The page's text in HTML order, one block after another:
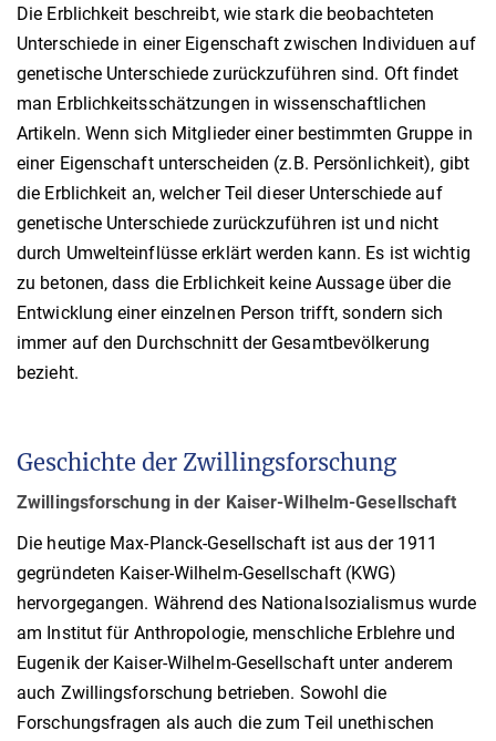
Die Erblichkeit beschreibt, wie stark die beobachteten
Unterschiede in einer Eigenschaft zwischen Individuen auf
genetische Unterschiede zurückzuführen sind. Oft findet
man Erblichkeitsschätzungen in wissenschaftlichen
Artikeln. Wenn sich Mitglieder einer bestimmten Gruppe in
einer Eigenschaft unterscheiden (z.B. Persönlichkeit), gibt
die Erblichkeit an, welcher Teil dieser Unterschiede auf
genetische Unterschiede zurückzuführen ist und nicht
durch Umwelteinflüsse erklärt werden kann. Es ist wichtig
zu betonen, dass die Erblichkeit keine Aussage über die
Entwicklung einer einzelnen Person trifft, sondern sich
immer auf den Durchschnitt der Gesamtbevölkerung
bezieht.
Geschichte der Zwillingsforschung
Zwillingsforschung in der Kaiser-Wilhelm-Gesellschaft
Die heutige Max-Planck-Gesellschaft ist aus der 1911
gegründeten Kaiser-Wilhelm-Gesellschaft (KWG)
hervorgegangen. Während des Nationalsozialismus wurde
am Institut für Anthropologie, menschliche Erblehre und
Eugenik der Kaiser-Wilhelm-Gesellschaft unter anderem
auch Zwillingsforschung betrieben. Sowohl die
Forschungsfragen als auch die zum Teil unethischen